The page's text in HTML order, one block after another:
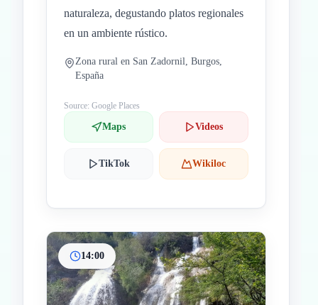
naturaleza, degustando platos regionales
en un ambiente rústico.
Zona rural en San Zadornil, Burgos,
España
Source: Google Places
Maps Videos
TikTok Wikiloc
14:00